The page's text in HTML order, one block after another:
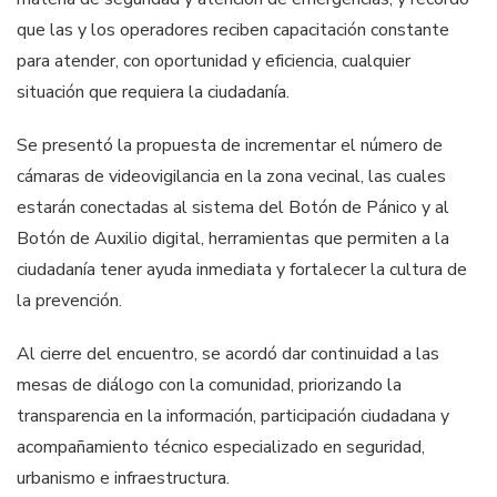
que las y los operadores reciben capacitación constante
para atender, con oportunidad y eficiencia, cualquier
situación que requiera la ciudadanía.
Se presentó la propuesta de incrementar el número de
cámaras de videovigilancia en la zona vecinal, las cuales
estarán conectadas al sistema del Botón de Pánico y al
Botón de Auxilio digital, herramientas que permiten a la
ciudadanía tener ayuda inmediata y fortalecer la cultura de
la prevención.
Al cierre del encuentro, se acordó dar continuidad a las
mesas de diálogo con la comunidad, priorizando la
transparencia en la información, participación ciudadana y
acompañamiento técnico especializado en seguridad,
urbanismo e infraestructura.